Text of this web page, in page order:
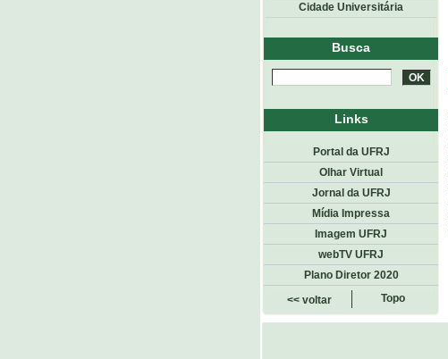
Cidade Universitária
Busca
Links
Portal da UFRJ
Olhar Virtual
Jornal da UFRJ
Mídia Impressa
Imagem UFRJ
webTV UFRJ
Plano Diretor 2020
<< voltar
Topo